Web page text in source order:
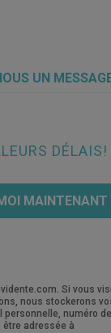
UN
DÉLAIS!
MAINTENANT
Si vous
nous stockerons
numéro de
adressée à